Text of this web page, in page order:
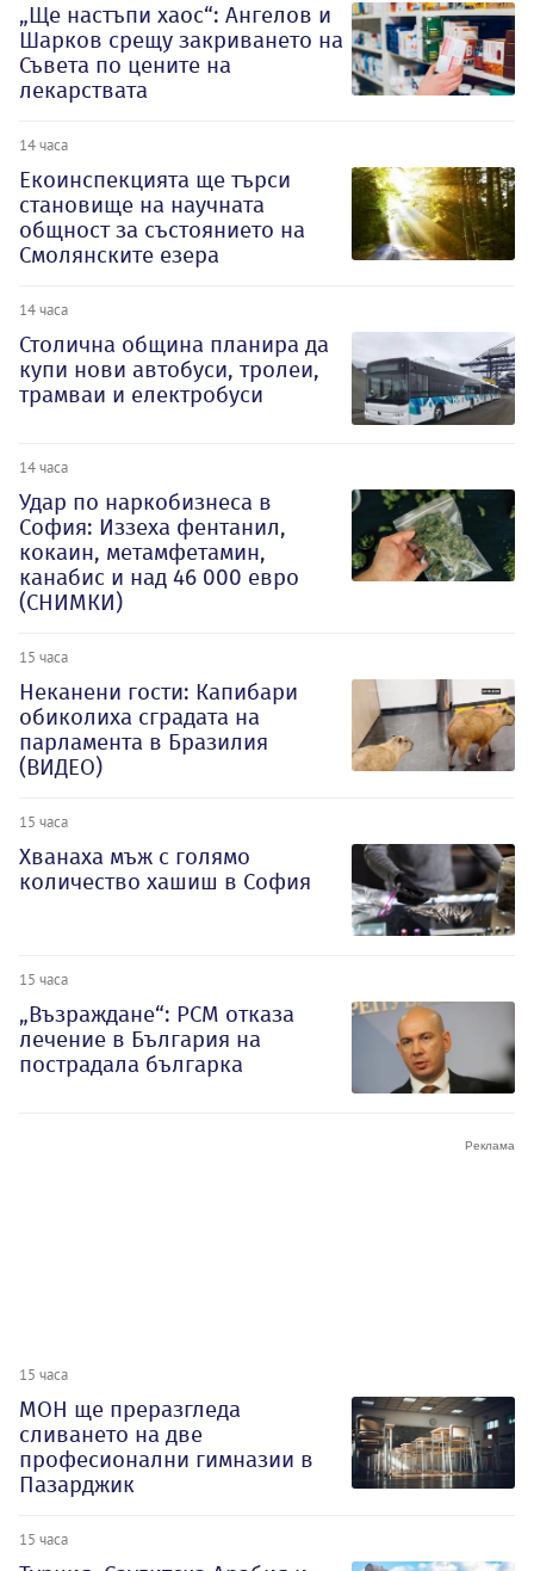
„Ще настъпи хаос“: Ангелов и
Шарков срещу закриването на
Съвета по цените на
лекарствата
14 часа
Екоинспекцията ще търси
становище на научната
общност за състоянието на
Смолянските езера
14 часа
Столична община планира да
купи нови автобуси, тролеи,
трамваи и електробуси
14 часа
Удар по наркобизнеса в
София: Иззеха фентанил,
кокаин, метамфетамин,
канабис и над 46 000 евро
(СНИМКИ)
15 часа
Неканени гости: Капибари
обиколиха сградата на
парламента в Бразилия
(ВИДЕО)
15 часа
Хванаха мъж с голямо
количество хашиш в София
15 часа
„Възраждане“: РСМ отказа
лечение в България на
пострадала българка
15 часа
МОН ще преразгледа
сливането на две
професионални гимназии в
Пазарджик
15 часа